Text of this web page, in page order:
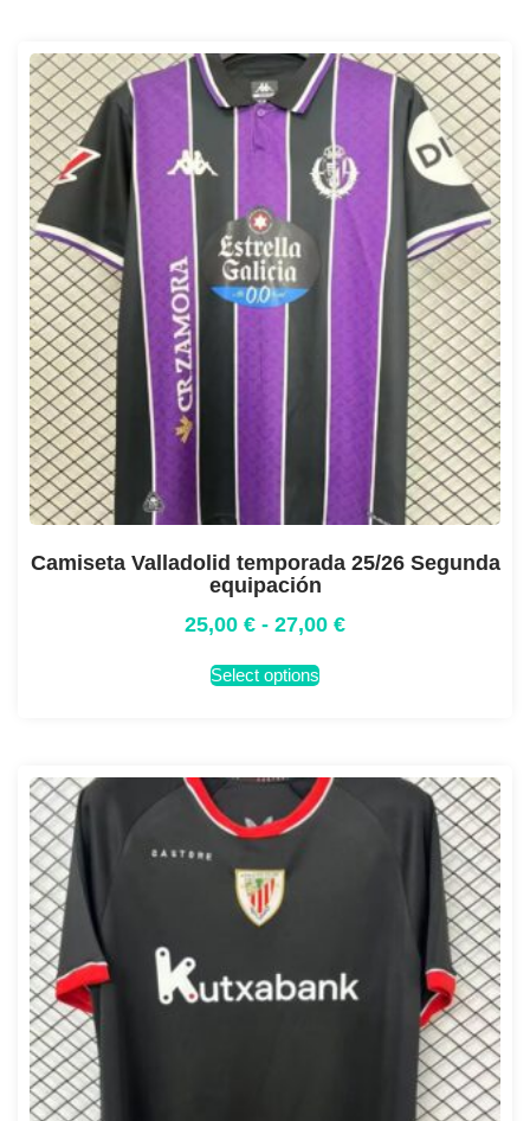
Camiseta Valladolid temporada 25/26 Segunda
equipación
25,00 € - 27,00 €
Select options